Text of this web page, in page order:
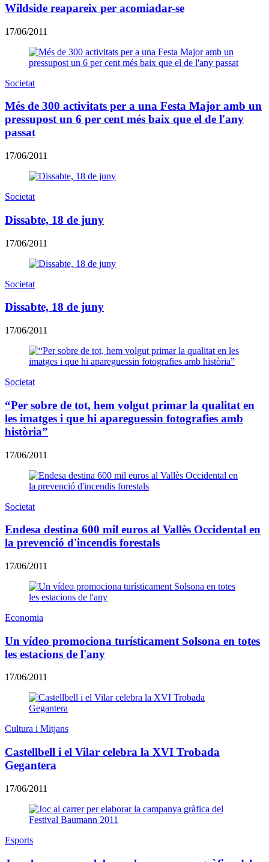
Wildside reapareix per acomiadar-se
17/06/2011
Societat
Més de 300 activitats per a una Festa Major amb un
pressupost un 6 per cent més baix que el de l'any
passat
17/06/2011
Societat
Dissabte, 18 de juny
17/06/2011
Societat
Dissabte, 18 de juny
17/06/2011
Societat
“Per sobre de tot, hem volgut primar la qualitat en
les imatges i que hi apareguessin fotografies amb
història”
17/06/2011
Societat
Endesa destina 600 mil euros al Vallès Occidental en
la prevenció d'incendis forestals
17/06/2011
Economia
Un vídeo promociona turísticament Solsona en totes
les estacions de l'any
17/06/2011
Cultura i Mitjans
Castellbell i el Vilar celebra la XVI Trobada
Gegantera
17/06/2011
Esports